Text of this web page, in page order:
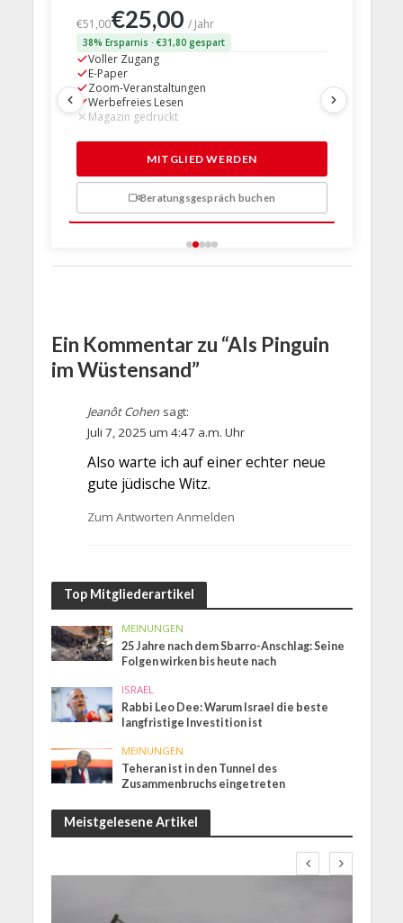
€51,00€25,00 / Jahr
38% Ersparnis · €31,80 gespart
Voller Zugang
E-Paper
Zoom-Veranstaltungen
Werbefreies Lesen
Magazin gedruckt
MITGLIED WERDEN
Beratungsgespräch buchen
Ein Kommentar zu “Als Pinguin
im Wüstensand”
Jeanôt Cohen sagt:
Juli 7, 2025 um 4:47 a.m. Uhr
Also warte ich auf einer echter neue
gute jüdische Witz.
Zum Antworten Anmelden
Top Mitgliederartikel
MEINUNGEN
25 Jahre nach dem Sbarro-Anschlag: Seine
Folgen wirken bis heute nach
ISRAEL
Rabbi Leo Dee: Warum Israel die beste
langfristige Investition ist
MEINUNGEN
Teheran ist in den Tunnel des
Zusammenbruchs eingetreten
Meistgelesene Artikel